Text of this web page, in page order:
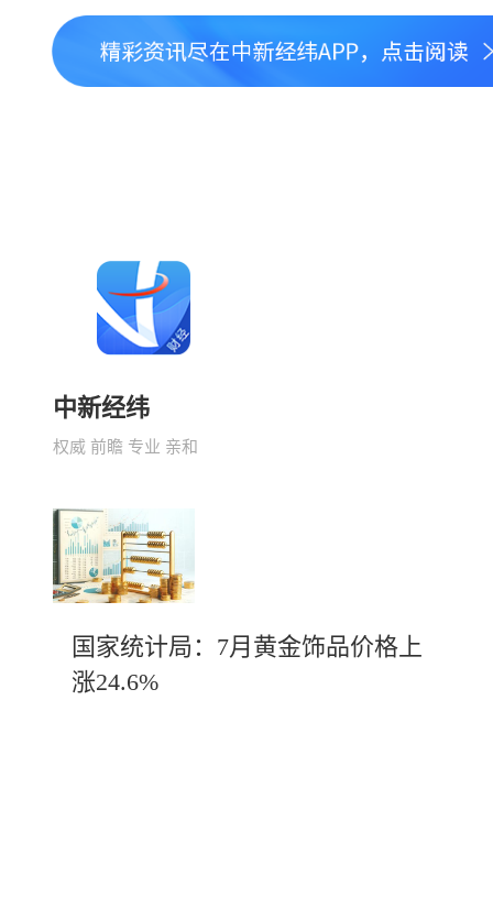
中新经纬
权威 前瞻 专业 亲和
国家统计局：7月黄金饰品价格上
涨24.6%